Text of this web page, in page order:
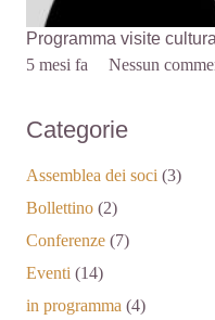
Programma visite
5 mesi fa
Nessun
Categorie
Assemblea dei soci (3)
Bollettino (2)
Conferenze (7)
Eventi (14)
in programma (4)